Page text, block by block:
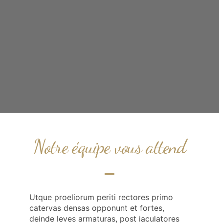
Notre équipe vous attend
Utque proeliorum periti rectores primo
catervas densas opponunt et fortes,
deinde leves armaturas, post iaculatores